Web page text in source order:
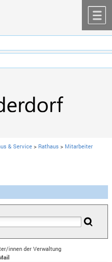
& Service> Rathaus > Mitarbeiter
innen der Verwaltung